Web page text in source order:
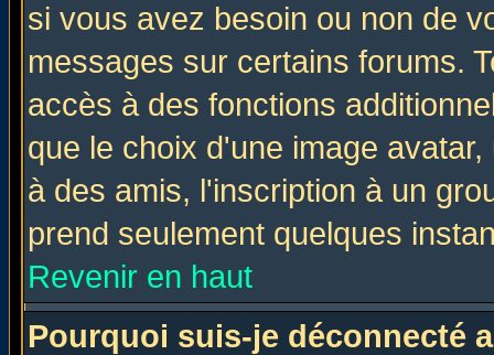
si vous avez besoin ou non de
messages sur certains forums.
accès à des fonctions
que le choix d'une image
à des amis, l'inscription à un
prend seulement quelques
Revenir en haut
Pourquoi suis-je déconnecté